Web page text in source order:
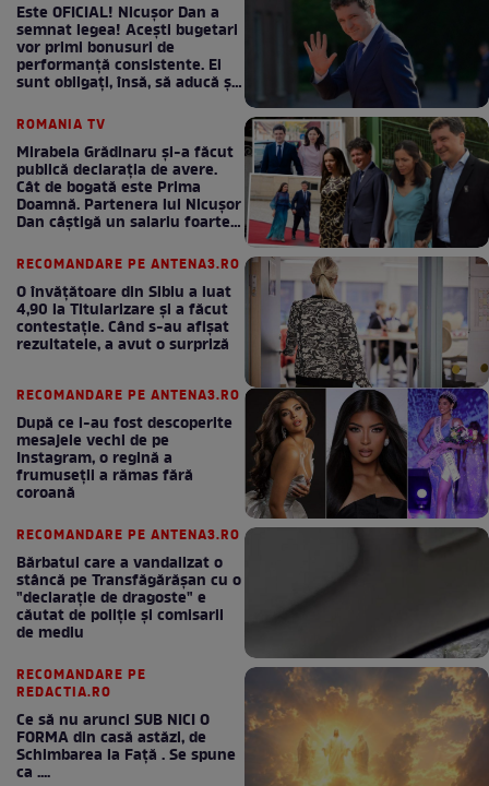
Este OFICIAL! Nicușor Dan a
semnat legea! Acești bugetari
vor primi bonusuri de
performanță consistente. Ei
sunt obligați, însă, să aducă și
ROMANIA TV
Mirabela Grădinaru și-a făcut
publică declarația de avere.
Cât de bogată este Prima
Doamnă. Partenera lui Nicușor
Dan câștigă un salariu foarte
RECOMANDARE PE ANTENA3.RO
O învățătoare din Sibiu a luat
4,90 la Titularizare și a făcut
contestație. Când s-au afișat
rezultatele, a avut o surpriză
RECOMANDARE PE ANTENA3.RO
După ce i-au fost descoperite
mesajele vechi de pe
Instagram, o regină a
frumuseții a rămas fără
coroană
RECOMANDARE PE ANTENA3.RO
Bărbatul care a vandalizat o
stâncă pe Transfăgărășan cu o
"declaraţie de dragoste" e
căutat de poliție și comisarii
de mediu
RECOMANDARE PE
REDACTIA.RO
Ce să nu arunci SUB NICI O
FORMA din casă astăzi, de
Schimbarea la Față . Se spune
ca ....